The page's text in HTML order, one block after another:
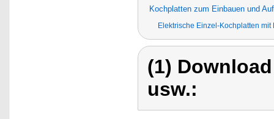
Kochplatten zum Einbauen und
Elektrische Einzel-Kochplatten mit
(1)
usw.: